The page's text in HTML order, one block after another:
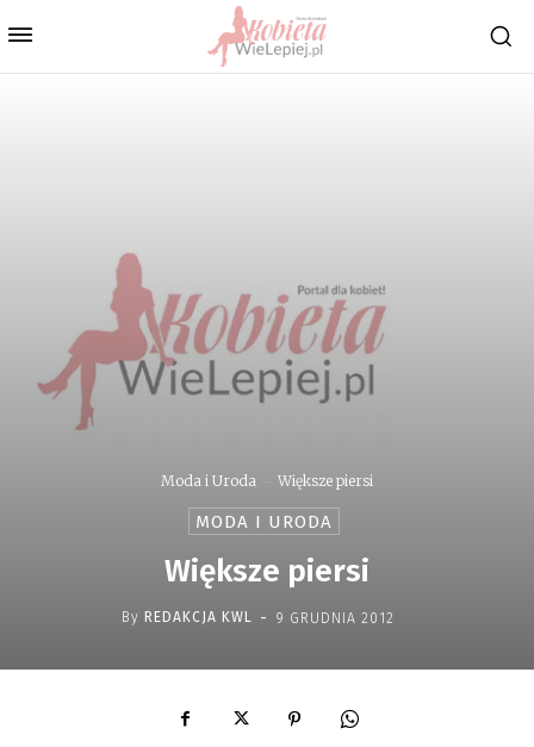
Moda i Uroda Większe piersi
MODA I URODA
Większe piersi
By REDAKCJA KWL - 9 GRUDNIA 2012